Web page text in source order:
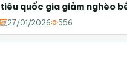
tiêu quốc gia giảm nghèo
27/01/2026 556